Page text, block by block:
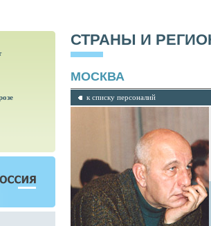
СТРАНЫ И
МОСКВА
к списку персоналий